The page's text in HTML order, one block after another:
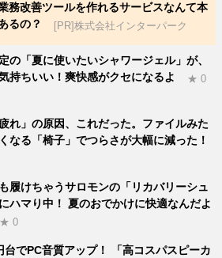
務改善ツールを作れるサービスなんて本
るの？
[PR]株式会社インターパーク
の「夏に使いたいシャワージェル」が、
持ちいい！爽快感がクセになるよ
★ 0
疲れ」の原因、これだった。ファイルみた
なる「椅子」でつらさが大幅に減った！
履けちゃうサロモンの「リカバリーシュ
ハマり中！ 夏のおでかけに快適なんだよ
★ 0
台でPC音質アップ！ 「高コスパスピーカ